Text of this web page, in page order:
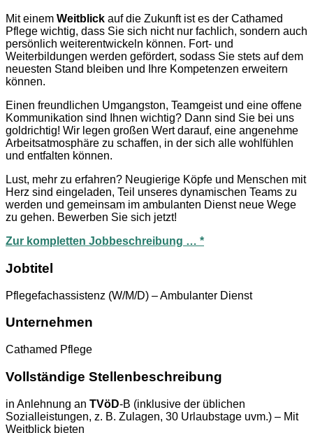
Mit einem Weitblick auf die Zukunft ist es der Cathamed
Pflege wichtig, dass Sie sich nicht nur fachlich, sondern auch
persönlich weiterentwickeln können. Fort- und
Weiterbildungen werden gefördert, sodass Sie stets auf dem
neuesten Stand bleiben und Ihre Kompetenzen erweitern
können.
Einen freundlichen Umgangston, Teamgeist und eine offene
Kommunikation sind Ihnen wichtig? Dann sind Sie bei uns
goldrichtig! Wir legen großen Wert darauf, eine angenehme
Arbeitsatmosphäre zu schaffen, in der sich alle wohlfühlen
und entfalten können.
Lust, mehr zu erfahren? Neugierige Köpfe und Menschen mit
Herz sind eingeladen, Teil unseres dynamischen Teams zu
werden und gemeinsam im ambulanten Dienst neue Wege
zu gehen. Bewerben Sie sich jetzt!
Zur kompletten Jobbeschreibung … *
Jobtitel
Pflegefachassistenz (W/M/D) – Ambulanter Dienst
Unternehmen
Cathamed Pflege
Vollständige Stellenbeschreibung
in Anlehnung an TVöD-B (inklusive der üblichen
Sozialleistungen, z. B. Zulagen, 30 Urlaubstage uvm.) – Mit
Weitblick bieten